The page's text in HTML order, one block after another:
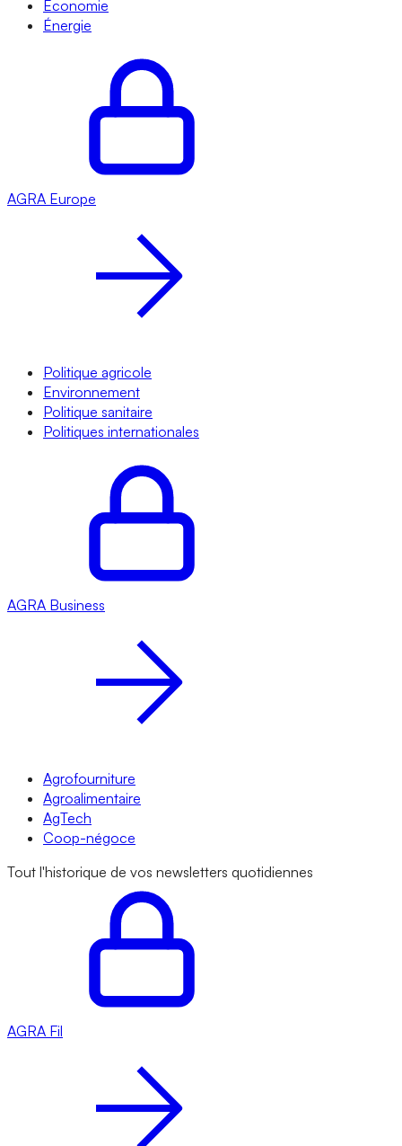
Économie
Énergie
AGRA Europe
Politique agricole
Environnement
Politique sanitaire
Politiques internationales
AGRA Business
Agrofourniture
Agroalimentaire
AgTech
Coop-négoce
Tout l'historique de vos newsletters quotidiennes
AGRA Fil